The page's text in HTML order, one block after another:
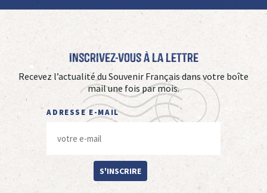
Inscrivez-vous à La Lettre
Recevez l’actualité du Souvenir Français dans votre boîte
mail une fois par mois.
ADRESSE E-MAIL
S'INSCRIRE